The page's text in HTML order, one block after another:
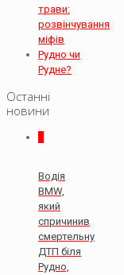
трави:
розвінчування
міфів
Рудно чи
Рудне?
Останні
новини
Водія
BMW,
який
спричинив
смертельну
ДТП біля
Рудно,